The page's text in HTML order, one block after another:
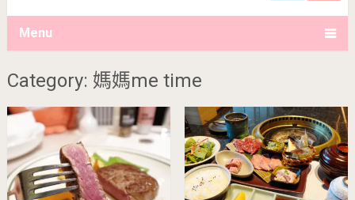
Menu
Category: 媽媽me time